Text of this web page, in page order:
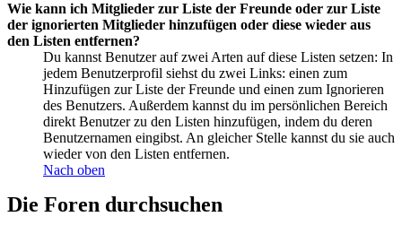
Wie kann ich Mitglieder zur Liste der Freunde oder zur Liste
der ignorierten Mitglieder hinzufügen oder diese wieder aus
den Listen entfernen?
Du kannst Benutzer auf zwei Arten auf diese Listen setzen: In
jedem Benutzerprofil siehst du zwei Links: einen zum
Hinzufügen zur Liste der Freunde und einen zum Ignorieren
des Benutzers. Außerdem kannst du im persönlichen Bereich
direkt Benutzer zu den Listen hinzufügen, indem du deren
Benutzernamen eingibst. An gleicher Stelle kannst du sie auch
wieder von den Listen entfernen.
Nach oben
Die Foren durchsuchen